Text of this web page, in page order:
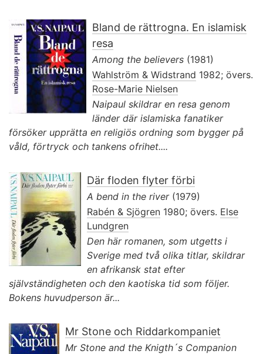
Bland de rättrogna. En islamisk
resa
Among the believers (1981)
Wahlström & Widstrand 1982; övers.
Rose-Marie Nielsen
Naipaul skildrar en resa genom
länder där islamiska fanatiker
försöker upprätta en religiös ordning som bygger på
våld, förtryck och tankens ofrihet....
Där floden flyter förbi
A bend in the river(1979)
Rabén & Sjögren 1980; övers. Else
Lundgren
Den här romanen, som utgetts i
Sverige med två olika titlar, skildrar
en afrikansk stat efter
självständigheten och den kaotiska tid som följer.
Bokens huvudperson är...
Mr Stone och Riddarkompaniet
Mr Stone and the Knigth´s Companion